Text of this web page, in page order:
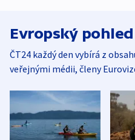
Evropský pohled
ČT24 každý den vybírá z
veřejnými médii, členy